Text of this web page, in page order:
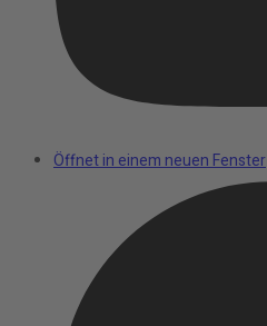
Öffnet in einem neuen Fenster